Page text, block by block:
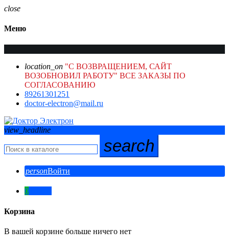
close
Меню
location_on "С ВОЗВРАЩЕНИЕМ, САЙТ
ВОЗОБНОВИЛ РАБОТУ" ВСЕ ЗАКАЗЫ ПО
СОГЛАСОВАНИЮ
89261301251
doctor-electron@mail.ru
view_headline
search
personВойти
0
Корзина
В вашей корзине больше ничего нет